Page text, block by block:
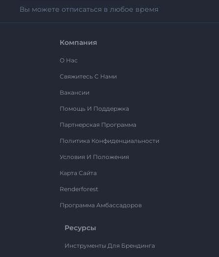
Вы можете отписаться в любое время
Компания
О Нас
Свяжитесь С Нами
Вакансии
Помощь И Поддержка
Партнерская Программа
Политика Конфиденциальности
Условия И Положения
Карта Сайта
Renderforest
Программа Амбассадоров
Ресурсы
Инструменты Для Брендинга